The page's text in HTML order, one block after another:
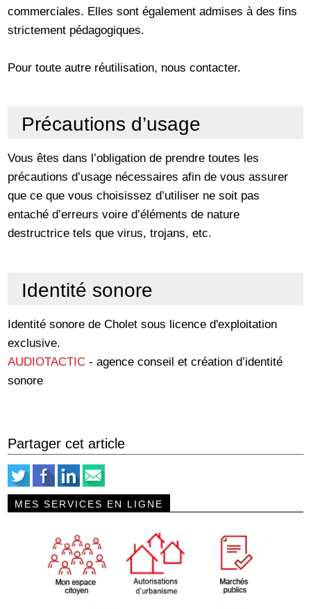
commerciales. Elles sont également admises à des fins
strictement pédagogiques.
Pour toute autre réutilisation, nous contacter.
Précautions d’usage
Vous êtes dans l’obligation de prendre toutes les
précautions d’usage nécessaires afin de vous assurer
que ce que vous choisissez d’utiliser ne soit pas
entaché d’erreurs voire d’éléments de nature
destructrice tels que virus, trojans, etc.
Identité sonore
Identité sonore de Cholet sous licence d'exploitation
exclusive.
AUDIOTACTIC - agence conseil et création d’identité
sonore
Partager cet article
MES SERVICES EN LIGNE